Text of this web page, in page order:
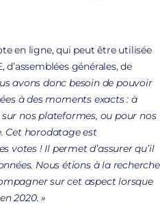
en ligne, qui peut être utilisée
d’assemblées générales, de
avons donc besoin de pouvoir
à des moments exacts : à
nos plateformes, ou pour nos
Cet horodatage est
votes ! Il permet d’assurer qu’il
Nous étions à la recherche
sur cet aspect lorsque
2020. »